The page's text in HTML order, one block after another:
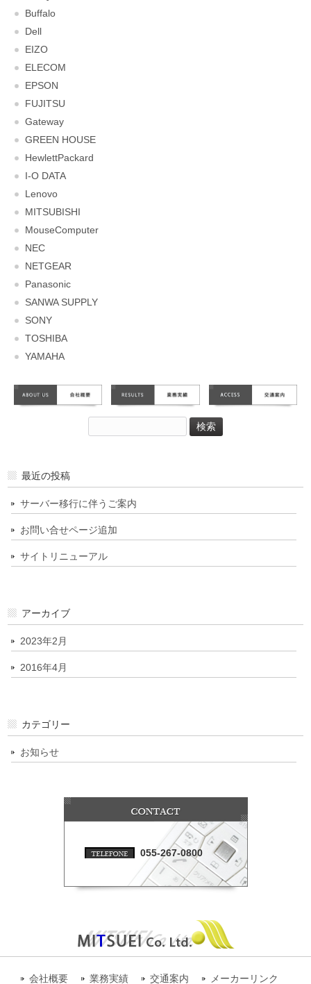
Buffalo
Dell
EIZO
ELECOM
EPSON
FUJITSU
Gateway
GREEN HOUSE
HewlettPackard
I-O DATA
Lenovo
MITSUBISHI
MouseComputer
NEC
NETGEAR
Panasonic
SANWA SUPPLY
SONY
TOSHIBA
YAMAHA
索:
最近の投稿
サーバー移行に伴うご案内
お問い合せページ追加
サイトリニューアル
アーカイブ
2023年2月
2016年4月
カテゴリー
お知らせ
055-267-0800
会社概要 業務実績 交通案内 メーカーリンク